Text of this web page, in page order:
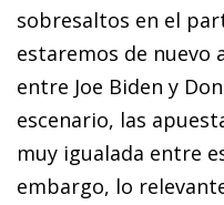
sobresaltos en el
estaremos de
entre Joe Biden y
escenario, las
muy igualada entre
embargo, lo